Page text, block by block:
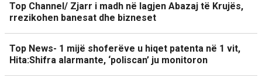
Top Channel/ Zjarr i madh në lagjen Abazaj të Krujës,
rrezikohen banesat dhe bizneset
Top News- 1 mijë shoferëve u hiqet patenta në 1 vit,
Hita:Shifra alarmante, ‘poliscan’ ju monitoron